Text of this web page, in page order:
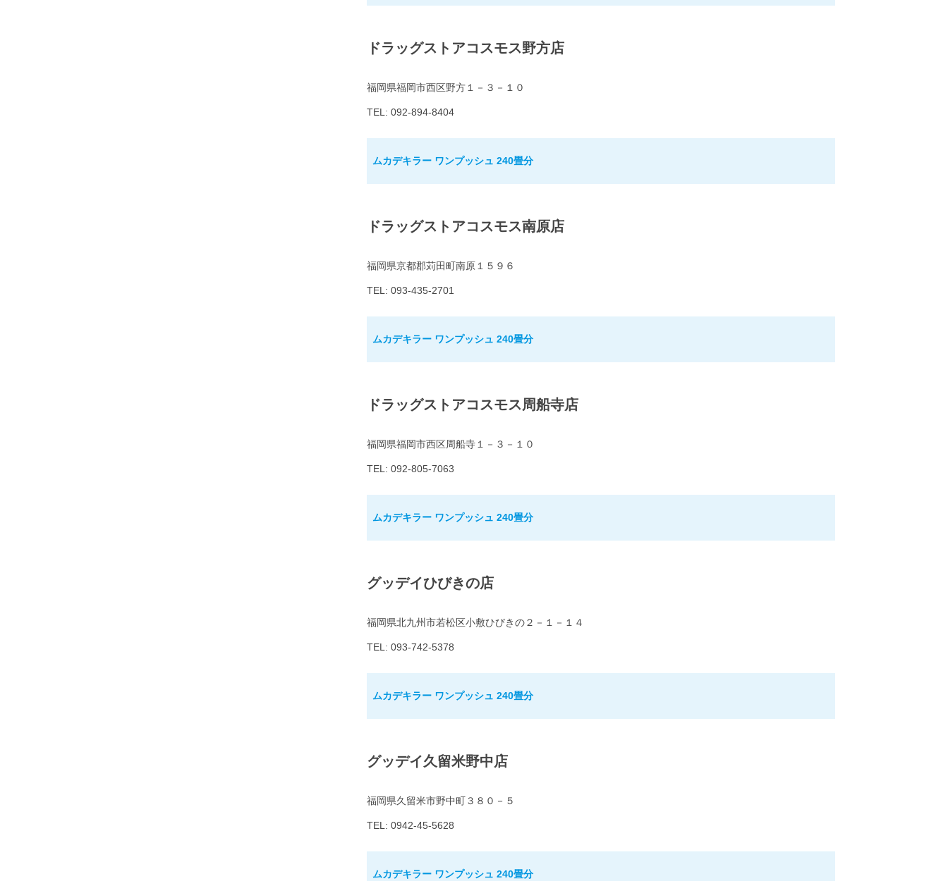
ドラッグストアコスモス野方店
福岡県福岡市西区野方１－３－１０
TEL: 092-894-8404
ムカデキラー ワンプッシュ 240畳分
ドラッグストアコスモス南原店
福岡県京都郡苅田町南原１５９６
TEL: 093-435-2701
ムカデキラー ワンプッシュ 240畳分
ドラッグストアコスモス周船寺店
福岡県福岡市西区周船寺１－３－１０
TEL: 092-805-7063
ムカデキラー ワンプッシュ 240畳分
グッデイひびきの店
福岡県北九州市若松区小敷ひびきの２－１－１４
TEL: 093-742-5378
ムカデキラー ワンプッシュ 240畳分
グッデイ久留米野中店
福岡県久留米市野中町３８０－５
TEL: 0942-45-5628
ムカデキラー ワンプッシュ 240畳分